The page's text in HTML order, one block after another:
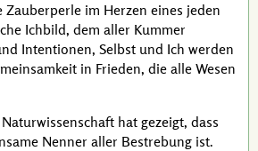
Zauberperle im Herzen eines jeden
Ichbild, dem aller Kummer
Intentionen, Selbst und Ich werden
in Frieden, die alle Wesen
hat gezeigt, dass
Nenner aller Bestrebung ist.